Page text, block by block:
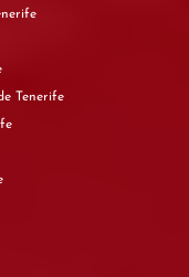
Tenerife
Cruz de Tenerife